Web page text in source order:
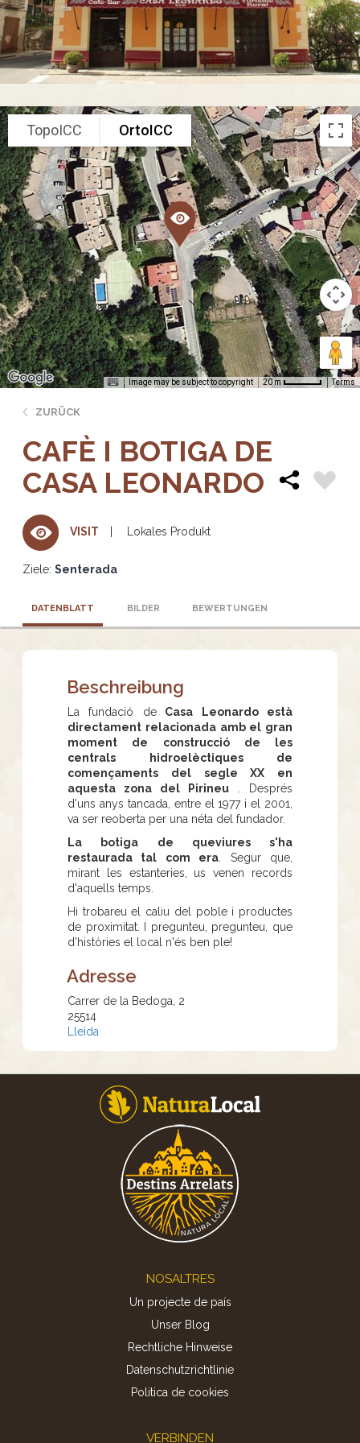
TopoICC OrtoICC
Image may be subject to copyright 20 m Terms
ZURÜCK
CAFÈ I BOTIGA DE
CASA LEONARDO
VISIT Lokales Produkt
Ziele: Senterada
DATENBLATT BILDER BEWERTUNGEN
Beschreibung
La fundació deCasa Leonardo està
directament relacionada amb el gran
moment de construcció de les
centrals hidroelèctiques de
començaments del segle XX en
aquesta zona del Pirineu . Després
d'uns anys tancada, entre el 1977 i el 2001,
va ser reoberta per una néta del fundador.
La botiga de queviures s'ha
restaurada tal com era . Segur que,
mirant les estanteries, us venen records
d'aquells temps.
Hi trobareu el caliu del poble i productes
de proximitat. I pregunteu, pregunteu, que
d'històries el local n'és ben ple!
Adresse
Carrer de la Bedoga, 2
25514
Lleida
NOSALTRES
Un projecte de país
Unser Blog
Rechtliche Hinweise
Datenschutzrichtlinie
Politica de cookies
VERBINDEN